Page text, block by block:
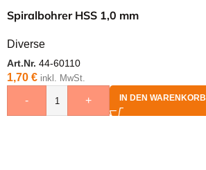
Spiralbohrer HSS 1,0 mm
Diverse
Art.Nr. 44-60110
1,70 € inkl. MwSt.
- + IN DEN WARENKORB